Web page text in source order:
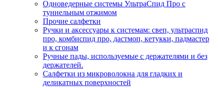
Одноведерные системы УльтраСпид Про с
туннельным отжимом
Прочие салфетки
Ручки и аксессуары к системам: свеп, ультраспид
про, комбиспид про, дастмоп, кетукки, падмастер
и к сгонам
Ручные пады, используемые с держателями и без
держателей.
Салфетки из микроволокна для гладких и
деликатных поверхностей